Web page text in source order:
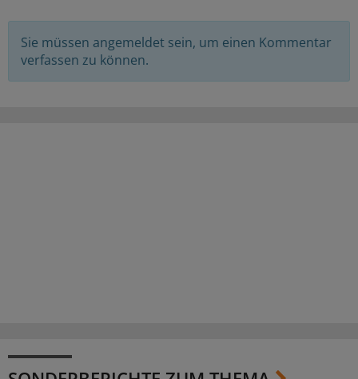
Sie müssen angemeldet sein, um einen Kommentar
verfassen zu können.